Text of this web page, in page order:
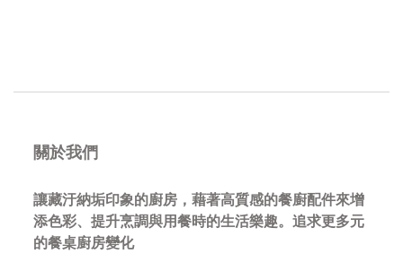
關於我們
讓藏汙納垢印象的廚房，藉著高質感的餐廚配件來增
添色彩、提升烹調與用餐時的生活樂趣。追求更多元
的餐桌廚房變化